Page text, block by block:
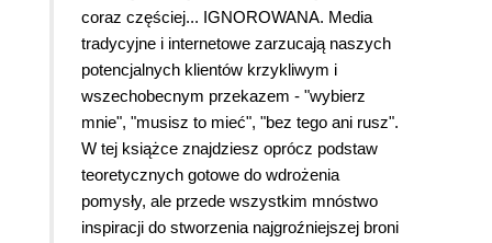
coraz częściej... IGNOROWANA. Media
tradycyjne i internetowe zarzucają naszych
potencjalnych klientów krzykliwym i
wszechobecnym przekazem - "wybierz
mnie", "musisz to mieć", "bez tego ani rusz".
W tej książce znajdziesz oprócz podstaw
teoretycznych gotowe do wdrożenia
pomysły, ale przede wszystkim mnóstwo
inspiracji do stworzenia najgroźniejszej broni